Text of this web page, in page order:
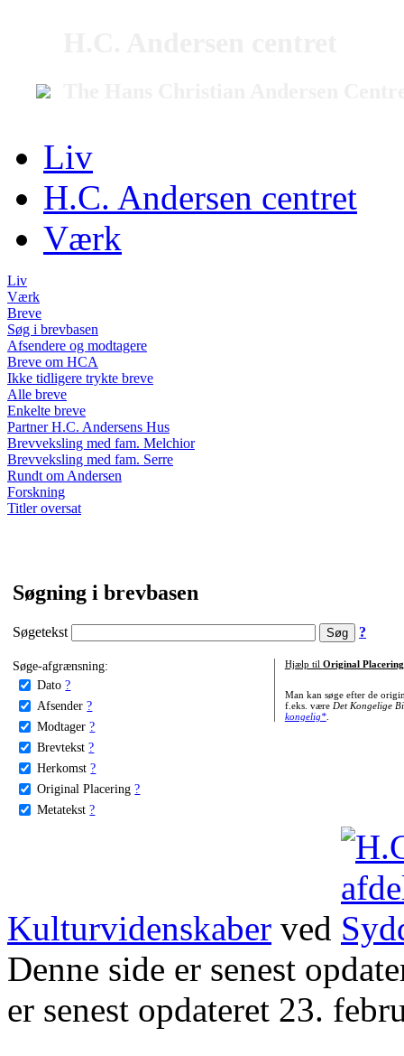
Liv
H.C. Andersen centret
Værk
Liv
Værk
Breve
Søg i brevbasen
Afsendere og modtagere
Breve om HCA
Ikke tidligere trykte breve
Alle breve
Enkelte breve
Partner H.C. Andersens Hus
Brevveksling med fam. Melchior
Brevveksling med fam. Serre
Rundt om Andersen
Forskning
Titler oversat
Søgning i brevbasen
Søgetekst ?
Søge-afgrænsning:
Dato ?
Afsender ?
Modtager ?
Brevtekst ?
Herkomst ?
Original Placering ?
Metatekst ?
Hjælp til Original Placering
Man kan søge efter de
f.eks. være Det Kongelige
kongelig*.
Kulturvidenskaber ved
Denne side er senest
er senest opdateret 23.